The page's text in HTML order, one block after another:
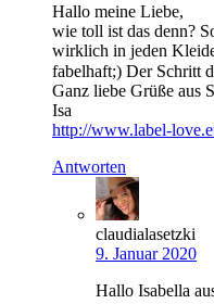
Hallo meine Liebe,
wie toll ist das denn?
wirklich in jeden
fabelhaft;) Der Schritt
Ganz liebe Grüße aus
Isa
http://www.label-
Antworten
claudialasetzki
9. Januar 2020
Hallo Isabella